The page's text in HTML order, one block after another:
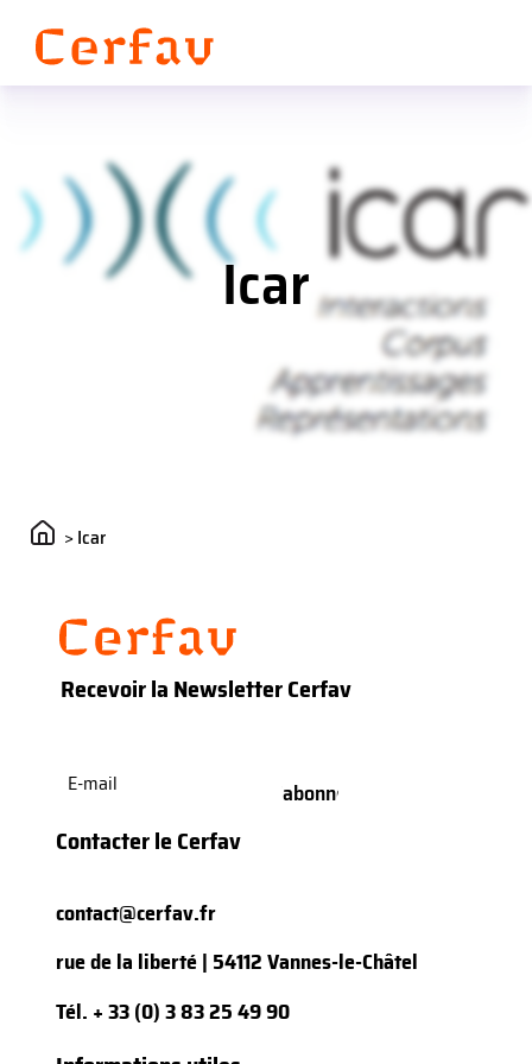
Icar
>Icar
Recevoir la Newsletter Cerfav
mail(Nécessaire)
Contacter le Cerfav
contact@cerfav.fr
rue de la liberté | 54112 Vannes-le-Châtel
Tél. + 33 (0) 3 83 25 49 90